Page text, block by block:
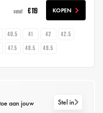
vanaf € 119 KOPEN
40.5 41 42
42.5
47.5 48.5 49.5
aan jouw
Stel in